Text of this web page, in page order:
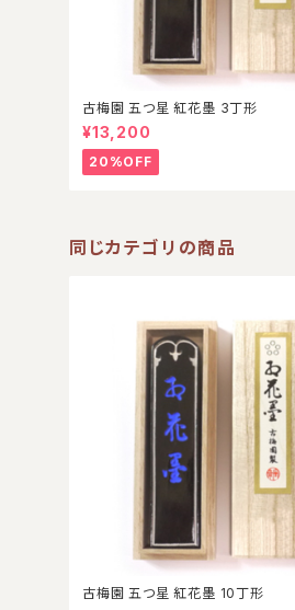
古梅園 五つ星 紅花墨 3丁形
¥13,200
20%OFF
同じカテゴリの商品
古梅園 五つ星 紅花墨 10丁形